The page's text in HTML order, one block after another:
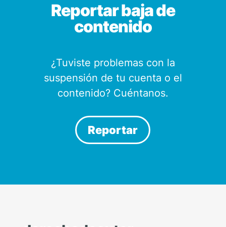
Reportar baja de
contenido
¿Tuviste problemas con la
suspensión de tu cuenta o el
contenido? Cuéntanos.
Reportar